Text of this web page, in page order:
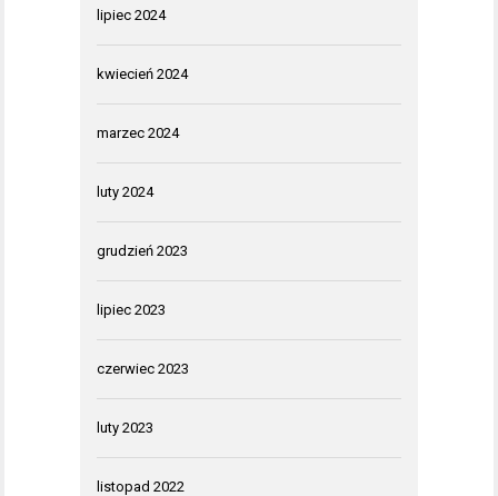
lipiec 2024
kwiecień 2024
marzec 2024
luty 2024
grudzień 2023
lipiec 2023
czerwiec 2023
luty 2023
listopad 2022